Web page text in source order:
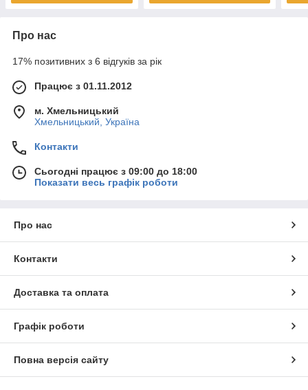
Про нас
17% позитивних з 6 відгуків за рік
Працює з 01.11.2012
м. Хмельницький
Хмельницький, Україна
Контакти
Сьогодні працює з 09:00 до 18:00
Показати весь графік роботи
Про нас
Контакти
Доставка та оплата
Графік роботи
Повна версія сайту